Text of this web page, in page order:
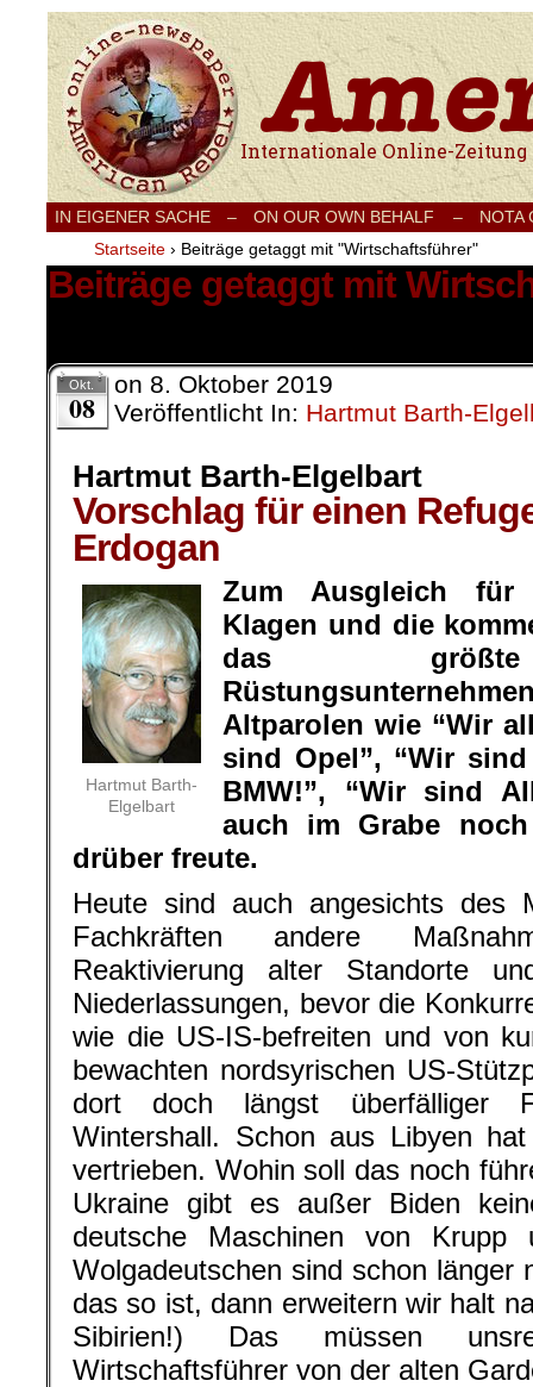
Internationale Onlinezeitung für Frieden,
IN EIGENER SACHE – ON OUR OWN BEHALF –
NOTA
Startseite › Beiträge getaggt mit "Wirtschaftsführer"
Beiträge getaggt mit
Okt.
08
on 8. Oktober 2019
Veröffentlicht In: Hartmut Barth-
Hartmut Barth-Elgelbart
Vorschlag für einen
Erdogan
Hartmut Barth-
Elgelbart
Zum Ausgleich für
Klagen und die
das größte
Altparolen wie “Wir
sind Opel”, “Wir
BMW!”, “Wir sind
auch im Grabe noch
drüber freute.
Heute sind auch angesichts des
Fachkräften andere
Reaktivierung alter Standorte
Niederlassungen, bevor die
wie die US-IS-befreiten und von
bewachten nordsyrischen US-
dort doch längst überfälliger
Wintershall. Schon aus Libyen
vertrieben. Wohin soll das noch
Ukraine gibt es außer Biden
deutsche Maschinen von
Wolgadeutschen sind schon länger
das so ist, dann erweitern wir halt
Sibirien!) Das müssen
Wirtschaftsführer von der alten